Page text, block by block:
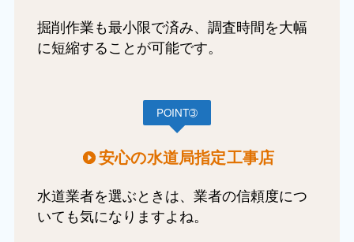
掘削作業も最小限で済み、調査時間を大幅
に短縮することが可能です。
POINT➂
安心の水道局指定工事店
水道業者を選ぶときは、業者の信頼度につ
いても気になりますよね。